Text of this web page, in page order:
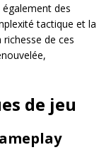
des
tactique et la
de ces
de jeu